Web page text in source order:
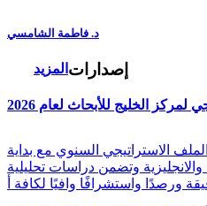
د. فاطمة الشامسي
المزيد إصدارات
لمركز الخليج للأبحاث لعام 2026
الاستراتيجي السنوي مع بداية
والانجليزية وتضمن دراسات تحليلية
ورصدًا واستشرافًا وافيًا لكافة أ